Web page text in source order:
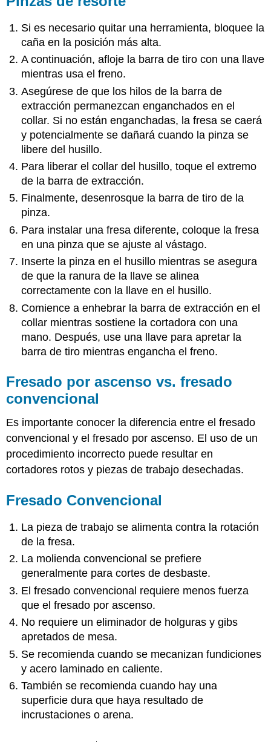
Si es necesario quitar una herramienta, bloquee la
caña en la posición más alta.
A continuación, afloje la barra de tiro con una llave
mientras usa el freno.
Asegúrese de que los hilos de la barra de
extracción permanezcan enganchados en el
collar. Si no están enganchadas, la fresa se caerá
y potencialmente se dañará cuando la pinza se
libere del husillo.
Para liberar el collar del husillo, toque el extremo
de la barra de extracción.
Finalmente, desenrosque la barra de tiro de la
pinza.
Para instalar una fresa diferente, coloque la fresa
en una pinza que se ajuste al vástago.
Inserte la pinza en el husillo mientras se asegura
de que la ranura de la llave se alinea
correctamente con la llave en el husillo.
Comience a enhebrar la barra de extracción en el
collar mientras sostiene la cortadora con una
mano. Después, use una llave para apretar la
barra de tiro mientras engancha el freno.
Fresado por ascenso vs. fresado
convencional
Es importante conocer la diferencia entre el fresado
convencional y el fresado por ascenso. El uso de un
procedimiento incorrecto puede resultar en
cortadores rotos y piezas de trabajo desechadas.
Fresado Convencional
La pieza de trabajo se alimenta contra la rotación
de la fresa.
La molienda convencional se prefiere
generalmente para cortes de desbaste.
El fresado convencional requiere menos fuerza
que el fresado por ascenso.
No requiere un eliminador de holguras y gibs
apretados de mesa.
Se recomienda cuando se mecanizan fundiciones
y acero laminado en caliente.
También se recomienda cuando hay una
superficie dura que haya resultado de
incrustaciones o arena.